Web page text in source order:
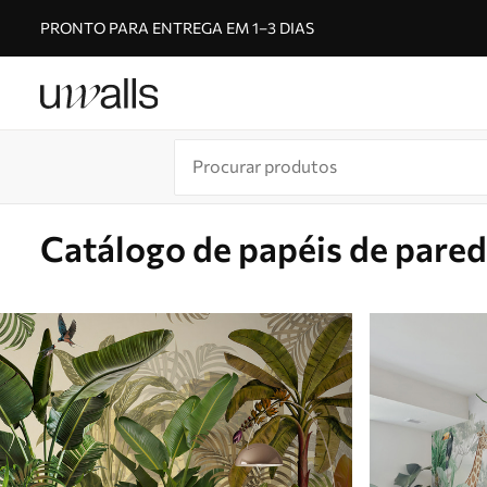
PRONTO PARA ENTREGA EM 1–3 DIAS
Catálogo de papéis de